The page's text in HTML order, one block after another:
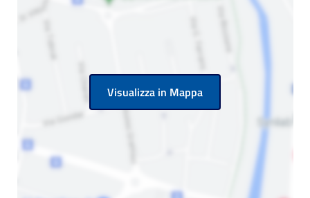
Visualizza in Mappa